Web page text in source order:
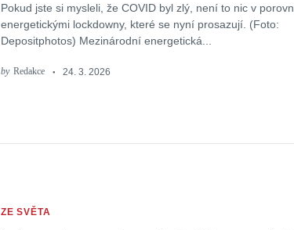
Pokud jste si mysleli, že COVID byl zlý, není to nic v
energetickými lockdowny, které se nyní prosazují. (Foto:
Depositphotos) Mezinárodní energetická...
by Redakce 24. 3. 2026
ZE SVĚTA